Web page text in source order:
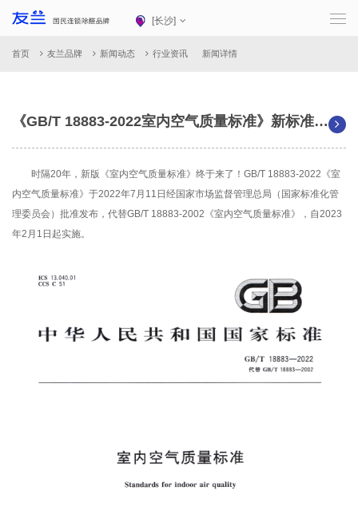
[长沙]
首页 友兰品牌 新闻动态 行业资讯 新闻详情
《GB/T 18883-2022室内空气质量标准》新标准来啦！
时隔20年，新版《室内空气质量标准》终于来了！GB/T 18883-2022《室
内空气质量标准》于2022年7月11日经国家市场监督管理总局（国家标准化管
理委员会）批准发布，代替GB/T 18883-2002《室内空气质量标准》，自2023
年2月1日起实施。